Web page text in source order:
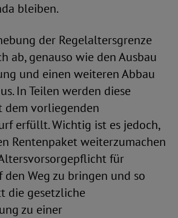
bleiben.
der Regelaltersgrenze
ab, genauso wie den Ausbau
und einen weiteren Abbau
In Teilen werden diese
dem vorliegenden
erfüllt. Wichtig ist es jedoch,
Rentenpaket weiterzumachen
für
den Weg zu bringen und so
die gesetzliche
zu einer